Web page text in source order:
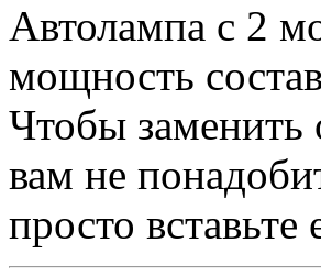
Автолампа с 2
мощность
Чтобы
вам не
просто вставьте